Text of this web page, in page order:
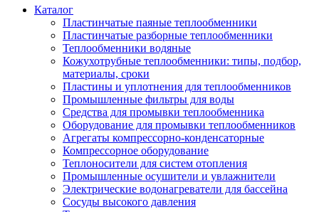
Каталог
Пластинчатые паяные теплообменники
Пластинчатые разборные теплообменники
Теплообменники водяные
Кожухотрубные теплообменники: типы, подбор,
материалы, сроки
Пластины и уплотнения для теплообменников
Промышленные фильтры для воды
Средства для промывки теплообменника
Оборудование для промывки теплообменников
Агрегаты компрессорно-конденсаторные
Компрессорное оборудование
Теплоносители для систем отопления
Промышленные осушители и увлажнители
Электрические водонагреватели для бассейна
Сосуды высокого давления